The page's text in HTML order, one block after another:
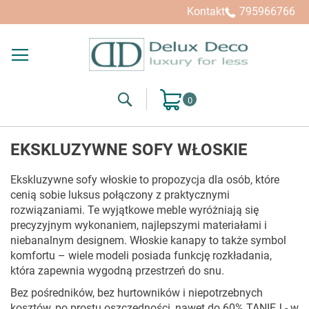
Kontakt 795966766
SearchMój koszyk
EKSKLUZYWNE SOFY WŁOSKIE
Ekskluzywne sofy włoskie to propozycja dla osób, które
cenią sobie luksus połączony z praktycznymi
rozwiązaniami. Te wyjątkowe meble wyróżniają się
precyzyjnym wykonaniem, najlepszymi materiałami i
niebanalnym designem. Włoskie kanapy to także symbol
komfortu – wiele modeli posiada funkcję rozkładania,
która zapewnia wygodną przestrzeń do snu.
Bez pośredników, bez hurtowników i niepotrzebnych